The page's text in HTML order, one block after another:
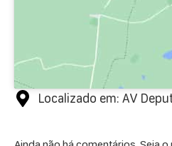
Localizado em: AV